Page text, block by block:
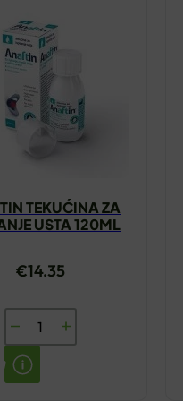
TEKUĆINA ZA
USTA 120ML
€14.35
ANAFTIN
TEKUĆINA
ZA